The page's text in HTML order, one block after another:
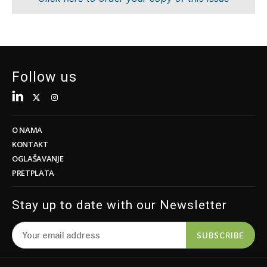
Održivost
Tehnologija
Telekomunikacije
Prevoz
Trgovina
Insights
Intervju
Okrugli
sto
Održivost
Turizam
Trgovina
Insights
Intervju
Mišljenje
Okrugli
sto
Analiza
Follow us
O NAMA
KONTAKT
OGLAŠAVANJE
PRETPLATA
Stay up to date with our Newsletter
SUBSCRIBE